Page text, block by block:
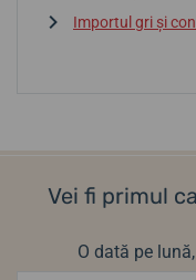
Importul gri și
Vei fi primul
O dată pe